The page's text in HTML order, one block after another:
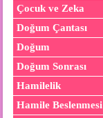
Çocuk ve Zeka
Doğum Çantası
Doğum
Doğum Sonrası
Hamilelik
Hamile Beslenmesi